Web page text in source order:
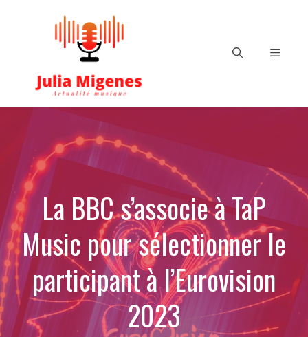
Menu
La BBC s’associe à TaP
Music pour sélectionner le
participant à l’Eurovision
2023